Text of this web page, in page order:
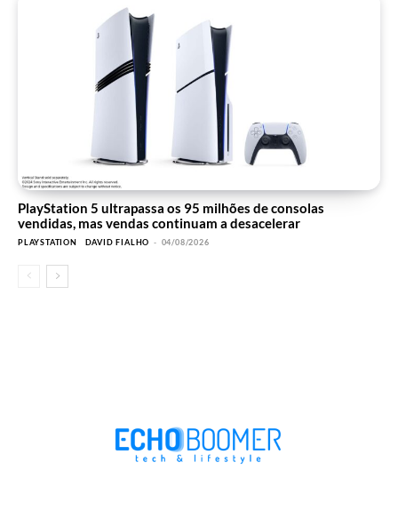
PlayStation 5 ultrapassa os 95 milhões de consolas
vendidas, mas vendas continuam a desacelerar
PLAYSTATION DAVID FIALHO - 04/08/2026